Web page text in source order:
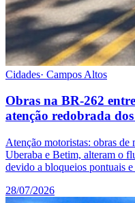
Cidades· Campos Altos
Obras na BR-262
atenção redobrada
Atenção motoristas: obras
Uberaba e Betim, alteram o
devido a bloqueios pontuais
28/07/2026